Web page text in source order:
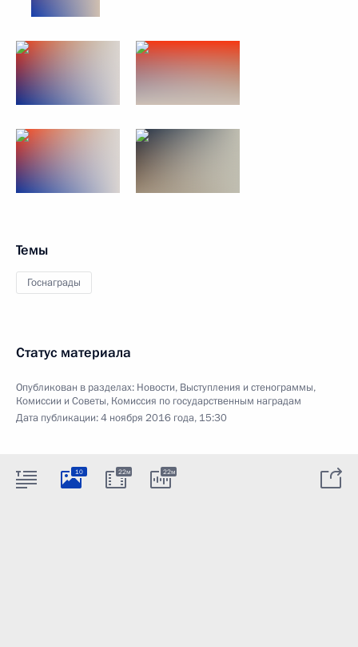
Темы
Госнаграды
Статус материала
Опубликован в разделах: Новости, Выступления и стенограммы,
Комиссии и Советы, Комиссия по государственным наградам
Дата публикации:4 ноября 2016 года, 15:30
10 22м 22м